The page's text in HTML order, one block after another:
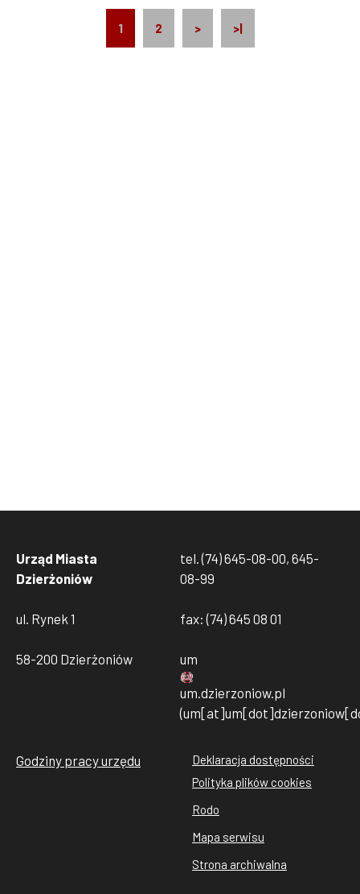
Bieżąca
1 Strona
2
Następna
>
Ostatnia
>|
Urząd Miasta
Dzierżoniów
ul. Rynek 1
58-200 Dzierżoniów
tel. (74) 645-08-00, 645-
08-99
fax: (74) 645 08 01
um
um dzierzoniow. pl
Godziny pracy urzędu
Stopka
rodo
cookies
Deklaracja dostępności
Polityka plików cookies
Rodo
Mapa serwisu
Strona archiwalna